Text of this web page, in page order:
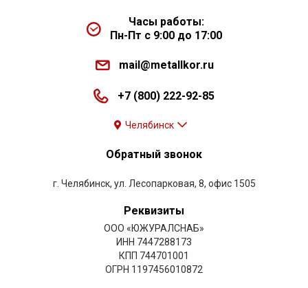
Часы работы:
Пн-Пт с 9:00 до 17:00
mail@metallkor.ru
+7 (800) 222-92-85
Челябинск
Обратный звонок
г. Челябинск, ул. Лесопарковая, 8, офис 1505
Реквизиты
ООО «ЮЖУРАЛСНАБ»
ИНН 7447288173
КПП 744701001
ОГРН 1197456010872